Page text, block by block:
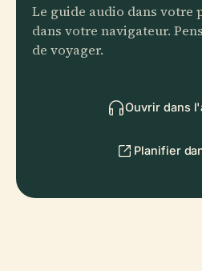
Le guide audio dans votre
dans votre navigateur.
de voyager.
Ouvrir dans
Planifier